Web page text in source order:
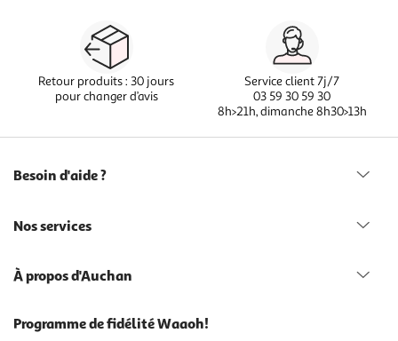
Retour produits : 30 jours
pour changer d’avis
Service client 7j/7
03 59 30 59 30
8h>21h, dimanche 8h30>13h
Besoin d'aide ?
Nos services
À propos d'Auchan
Programme de fidélité Waaoh!